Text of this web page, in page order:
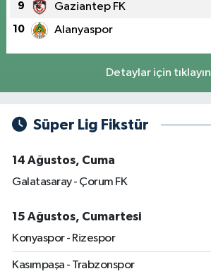
9 Gaziantep FK
10 Alanyaspor
Detaylar için tıklayın
Süper Lig Fikstür
14 Ağustos, Cuma
Galatasaray - Çorum FK
15 Ağustos, Cumartesi
Konyaspor - Rizespor
Kasımpaşa - Trabzonspor